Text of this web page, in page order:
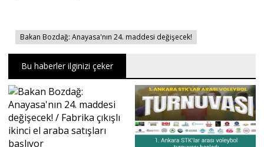
Bakan Bozdağ: Anayasa'nın 24. maddesi değişecek!
Bu haberler ilginizi çeker